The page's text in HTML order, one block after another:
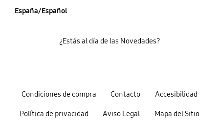
España/Español
Condiciones de compra Contacto Accesibilidad
Política de privacidad Aviso Legal Mapa del Sitio
¿Estás al día de las Novedades?